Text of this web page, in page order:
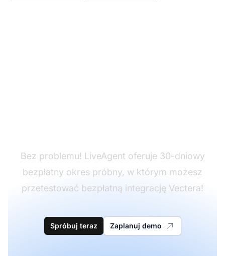
Bez problemu! LiveAgent oferuje 30-dniowy
bezpłatny okres próbny, w którym możesz
przetestować bezpłatną integrację Vectera!
Spróbuj teraz Zaplanuj demo